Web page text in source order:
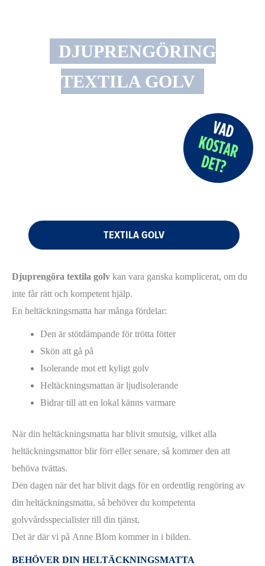
DJUPRENGÖRING
TEXTILA GOLV
TEXTILA GOLV
Djuprengöra textila golv kan vara ganska komplicerat, om du
inte får rätt och kompetent hjälp.
En heltäckningsmatta har många fördelar:
Den är stötdämpande för trötta fötter
Skön att gå på
Isolerande mot ett kyligt golv
Heltäckningsmattan är ljudisolerande
Bidrar till att en lokal känns varmare
När din heltäckningsmatta har blivit smutsig, vilket alla
heltäckningsmattor blir förr eller senare, så kommer den att
behöva tvättas.
Den dagen när det har blivit dags för en ordentlig rengöring av
din heltäckningsmatta, så behöver du kompetenta
golvvårdsspecialister till din tjänst.
Det är där vi på Anne Blom kommer in i bilden.
BEHÖVER DIN HELTÄCKNINGSMATTA